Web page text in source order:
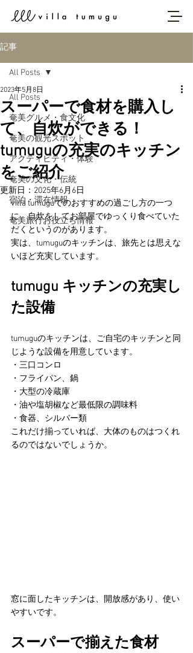
記事
All Posts
奄美グルメ・食文化
奄美の観光スポット
アクティビティ・体験
奄美の文化・伝統
宿泊・滞在情報
奄美旅行お役立ち情報
All Posts
スーパーで食材を購入し
て、自炊ができる！
tumuguの充実のキッチン
をご紹介
2023年5月8日
更新日： 2025年6月6日
villa tumuguでのおすすめの過ごし方の一つ
に、自炊をしてお部屋でゆっくり食べていた
だくというのがあります。
実は、tumuguのキッチンは、旅先とは思えな
いほど充実しています。
tumugu キッチンの充実し
た設備
tumuguのキッチンは、ご自宅のキッチンと同
じような設備を用意しています。
・三口コンロ
・フライパン、鍋
・大型の冷蔵庫
・油や塩胡椒など最低限の調味料
・食器、シルバー類
これだけ揃っていれば、大体のものはつくれ
るのではないでしょうか。
窓に面したキッチンは、開放感があり、使い
やすいです。
スーパーで揃えた食材